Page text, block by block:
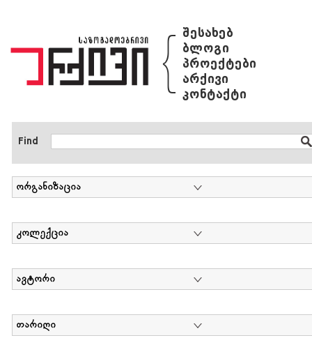
{ შესახებ
ბლოგი
პროექტები
არქივი
კონტაქტი
Find
ორგანიზაცია
კოლექცია
ავტორი
თარიღი